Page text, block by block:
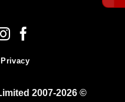
Privacy
© 2007-2026 Mind Works (Private) Limited.